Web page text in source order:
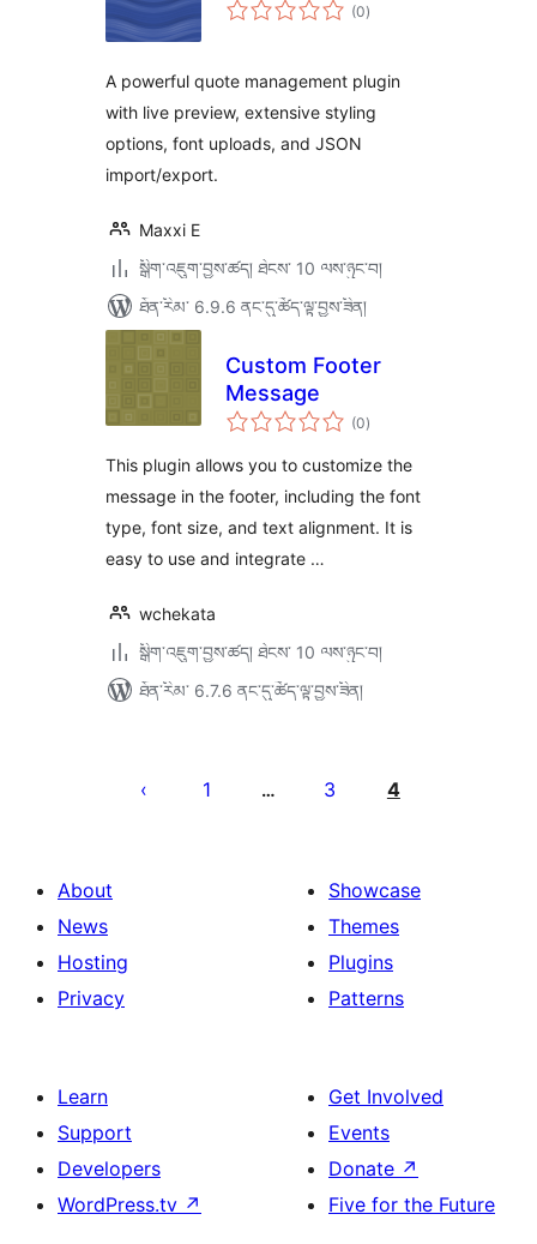
(0འཇོག་
)
A powerful quote management plugin
with live preview, extensive styling
options, font uploads, and JSON
import/export.
Maxxi E
སྒྲིག་འཇུག་བྱས་ཚད། ཐེངས་ 10 ལས་ཉུང་བ།
ཐོན་རིམ་ 6.9.6 ནང་དུ་ཚོད་ལྟ་བྱས་ཟིན།
Custom Footer
Message
(0གདེང་
འཇོག་
ཚང་།
)
This plugin allows you to customize the
message in the footer, including the font
type, font size, and text alignment. It is
easy to use and integrate …
wchekata
སྒྲིག་འཇུག་བྱས་ཚད། ཐེངས་ 10 ལས་ཉུང་བ།
ཐོན་རིམ་ 6.7.6 ནང་དུ་ཚོད་ལྟ་བྱས་ཟིན།
pagination
1 … 3 4
About
News
Hosting
Privacy
Showcase
Themes
Plugins
Patterns
Learn
Support
Developers
WordPress.tv ↗
Get Involved
Events
Donate ↗
Five for the Future